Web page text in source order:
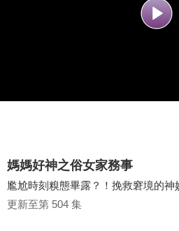
媽媽好神之俗女家務事
尷尬時刻糗態畢露？！挽救窘境的神
更新至第 504 集